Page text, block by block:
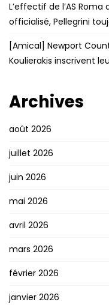
L’effectif de l’AS
officialisé, Pellegrini
[Amical] Newport
Koulierakis inscrivent
Archives
août 2026
juillet 2026
juin 2026
mai 2026
avril 2026
mars 2026
février 2026
janvier 2026